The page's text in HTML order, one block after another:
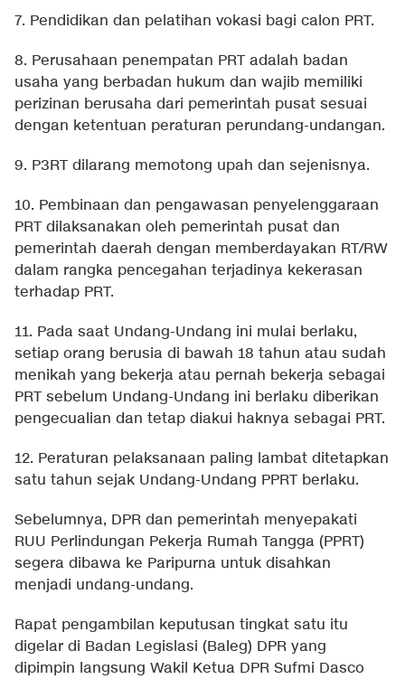
7. Pendidikan dan pelatihan vokasi bagi calon PRT.
8. Perusahaan penempatan PRT adalah badan
usaha yang berbadan hukum dan wajib memiliki
perizinan berusaha dari pemerintah pusat sesuai
dengan ketentuan peraturan perundang-undangan.
9. P3RT dilarang memotong upah dan sejenisnya.
10. Pembinaan dan pengawasan penyelenggaraan
PRT dilaksanakan oleh pemerintah pusat dan
pemerintah daerah dengan memberdayakan RT/RW
dalam rangka pencegahan terjadinya kekerasan
terhadap PRT.
11. Pada saat Undang-Undang ini mulai berlaku,
setiap orang berusia di bawah 18 tahun atau sudah
menikah yang bekerja atau pernah bekerja sebagai
PRT sebelum Undang-Undang ini berlaku diberikan
pengecualian dan tetap diakui haknya sebagai PRT.
12. Peraturan pelaksanaan paling lambat ditetapkan
satu tahun sejak Undang-Undang PPRT berlaku.
Sebelumnya, DPR dan pemerintah menyepakati
RUU Perlindungan Pekerja Rumah Tangga (PPRT)
segera dibawa ke Paripurna untuk disahkan
menjadi undang-undang.
Rapat pengambilan keputusan tingkat satu itu
digelar di Badan Legislasi (Baleg) DPR yang
dipimpin langsung Wakil Ketua DPR Sufmi Dasco